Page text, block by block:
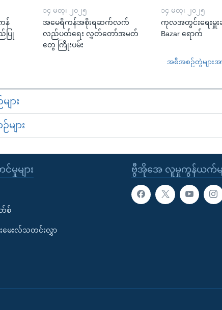
န်
ြု
၁၄ မတ္၊ ၂၀၂၅
အမေရိကန်အစိုးရဆက်လက်
လည်ပတ်ရေး လွှတ်တော်အမတ်
တွေ ကြိုးပမ်း
၁၄ မတ္၊ ၂၀၂၅
ကုလအတွင်းရေးမှူးခ
Bazar ရောက်
အစီအစဉ်တွဲများအ
ား
ျား
ဗွီအိုအေ လူမှုကွန်ယက်မျ
မှုများ
စ်
မေးလ်သတင်းလွှာ